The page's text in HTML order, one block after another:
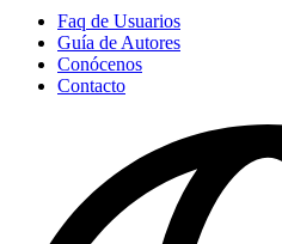
Faq de Usuarios
Guía de Autores
Conócenos
Contacto